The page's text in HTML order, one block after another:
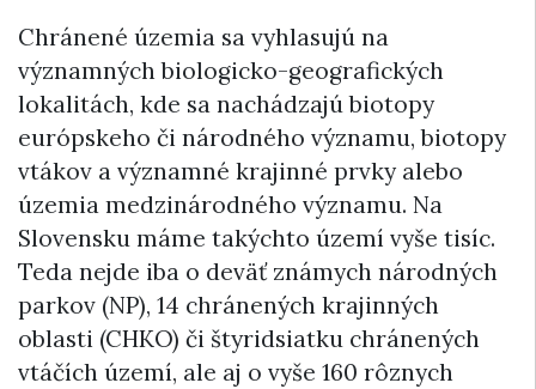
Chránené územia sa vyhlasujú na
významných biologicko-geografických
lokalitách, kde sa nachádzajú biotopy
európskeho či národného významu, biotopy
vtákov a významné krajinné prvky alebo
územia medzinárodného významu. Na
Slovensku máme takýchto území vyše tisíc.
Teda nejde iba o deväť známych národných
parkov (NP), 14 chránených krajinných
oblasti (CHKO) či štyridsiatku chránených
vtáčích území, ale aj o vyše 160 rôznych